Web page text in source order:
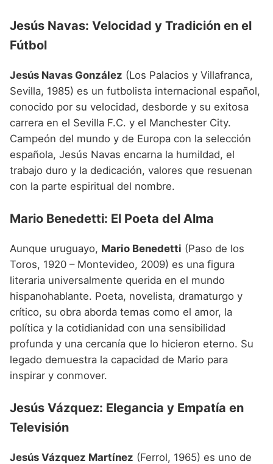
Jesús Navas: Velocidad y Tradición en el
Fútbol
Jesús Navas González (Los Palacios y Villafranca,
Sevilla, 1985) es un futbolista internacional español,
conocido por su velocidad, desborde y su exitosa
carrera en el Sevilla F.C. y el Manchester City.
Campeón del mundo y de Europa con la selección
española, Jesús Navas encarna la humildad, el
trabajo duro y la dedicación, valores que resuenan
con la parte espiritual del nombre.
Mario Benedetti: El Poeta del Alma
Aunque uruguayo, Mario Benedetti (Paso de los
Toros, 1920 – Montevideo, 2009) es una figura
literaria universalmente querida en el mundo
hispanohablante. Poeta, novelista, dramaturgo y
crítico, su obra aborda temas como el amor, la
política y la cotidianidad con una sensibilidad
profunda y una cercanía que lo hicieron eterno. Su
legado demuestra la capacidad de Mario para
inspirar y conmover.
Jesús Vázquez: Elegancia y Empatía en
Televisión
Jesús Vázquez Martínez (Ferrol, 1965) es uno de